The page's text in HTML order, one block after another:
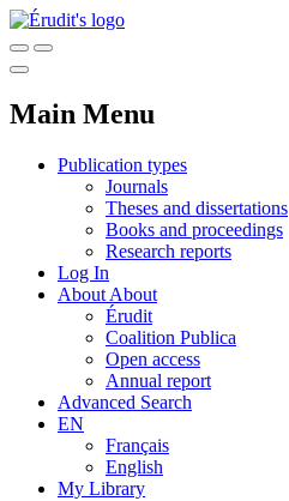
Main Menu
Publication types
Journals
Theses and dissertations
Books and proceedings
Research reports
Log In
About About
Érudit
Coalition Publica
Open access
Annual report
Advanced Search
EN
Français
English
My Library